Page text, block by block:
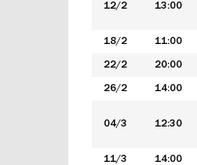
12/2 13:00
18/2 11:00
22/2 20:00
26/2 14:00
04/3 12:30
11/3 14:00